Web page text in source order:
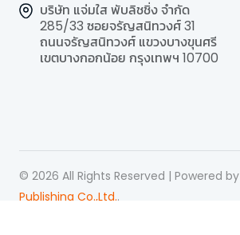
บริษัท แจ่มใส พับลิชชิ่ง จำกัด
285/33 ซอยจรัญสนิทวงศ์ 31
ถนนจรัญสนิทวงศ์ แขวงบางขุนศรี
เขตบางกอกน้อย กรุงเทพฯ 10700
© 2026 All Rights Reserved | Powered by
Publishing Co.,Ltd..